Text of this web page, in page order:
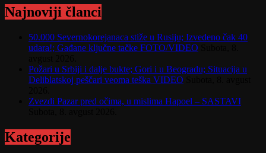
Najnoviji članci
50.000 Severnokorejanaca stiže u Rusiju; Izvedeno čak 40
udara!; Gađane ključne tačke FOTO/VIDEO
Požari u Srbiji i dalje bukte; Gori i u Beogradu; Situacija u
Deliblatskoj peščari veoma teška VIDEO
Zvezdi Pazar pred očima, u mislima Hapoel – SASTAVI
Kategorije